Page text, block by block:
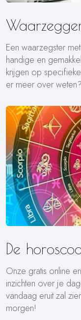
Een waarzegster
handige en
krijgen op
er meer over weten?
De
Onze gratis online
inzichten over je
vandaag eruit zal
morgen!